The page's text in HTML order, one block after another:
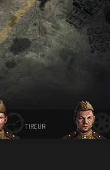
TIREUR